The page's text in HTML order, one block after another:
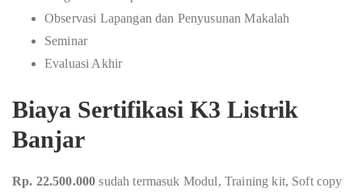
Observasi Lapangan dan Penyusunan Makalah
Seminar
Evaluasi Akhir
Biaya Sertifikasi K3 Listrik
Banjar
Rp. 22.500.000sudah termasuk Modul, Training kit, Soft copy